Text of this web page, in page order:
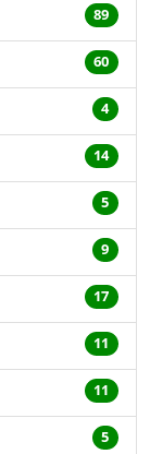
89
60
4
14
5
9
17
11
11
5